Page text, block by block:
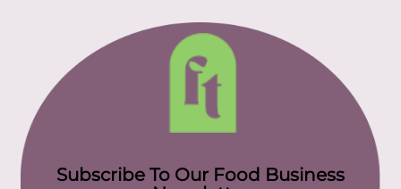
Subscribe To Our Food Business